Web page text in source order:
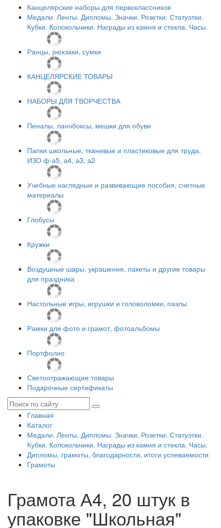
Канцелярские наборы для первоклассников
Медали. Ленты. Дипломы. Значки. Розетки. Статуэтки.
Кубки. Колокольчики. Награды из камня и стекла. Часы.
Ранцы, рюкзаки, сумки
КАНЦЕЛЯРСКИЕ ТОВАРЫ
НАБОРЫ ДЛЯ ТВОРЧЕСТВА
Пеналы, ланчбоксы, мешки для обуви
Папки школьные, тканевые и пластиковые для труда,
ИЗО ф-а5, а4, а3, а2
Учебные наглядные и развивающие пособия, счетные
материалы
Глобусы
Кружки
Воздушные шары, украшения, пакеты и другие товары
для праздника
Настольные игры, игрушки и головоломки, пазлы
Рамки для фото и грамот, фотоальбомы
Портфолио
Светоотражающие товары
Подарочные сертификаты
Главная
Каталог
Медали. Ленты. Дипломы. Значки. Розетки. Статуэтки.
Кубки. Колокольчики. Награды из камня и стекла. Часы.
Дипломы, грамоты, благодарности, итоги успеваемости
Грамоты
Грамота А4, 20 штук в
упаковке "Школьная"